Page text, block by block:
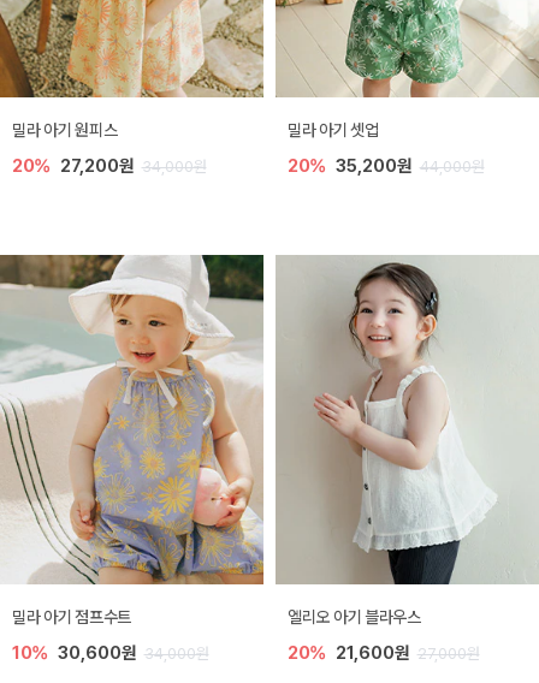
밀라 아기 원피스
20% 27,200원 34,000원
밀라 아기 셋업
20% 35,200원 44,000원
밀라 아기 점프수트
10% 30,600원 34,000원
엘리오 아기 블라우스
20% 21,600원 27,000원